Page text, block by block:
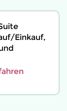
Einkauf,